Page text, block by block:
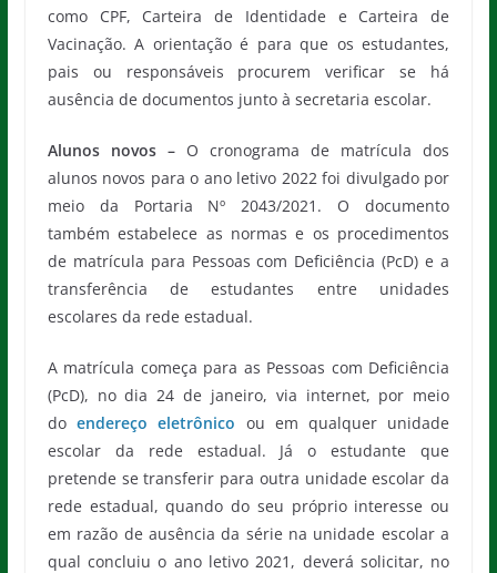
como CPF, Carteira de Identidade e Carteira de
Vacinação. A orientação é para que os estudantes,
pais ou responsáveis procurem verificar se há
ausência de documentos junto à secretaria escolar.
Alunos novos –O cronograma de matrícula dos
alunos novos para o ano letivo 2022 foi divulgado por
meio da Portaria Nº 2043/2021. O documento
também estabelece as normas e os procedimentos
de matrícula para Pessoas com Deficiência (PcD) e a
transferência de estudantes entre unidades
escolares da rede estadual.
A matrícula começa para as Pessoas com Deficiência
(PcD), no dia 24 de janeiro, via internet, por meio
do endereço eletrônico ou em qualquer unidade
escolar da rede estadual. Já o estudante que
pretende se transferir para outra unidade escolar da
rede estadual, quando do seu próprio interesse ou
em razão de ausência da série na unidade escolar a
qual concluiu o ano letivo 2021, deverá solicitar, no